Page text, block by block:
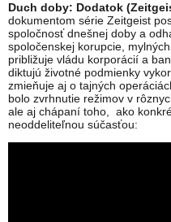
Duch doby: Dodatok
dokumentom série Zeitgeist
spoločnosť dnešnej doby a
spoločenskej korupcie,
približuje vládu korporácií a
diktujú životné podmienky
zmieňuje aj o tajných
bolo zvrhnutie režimov v
ale aj chápaní toho, ako
neoddeliteľnou súčasťou: